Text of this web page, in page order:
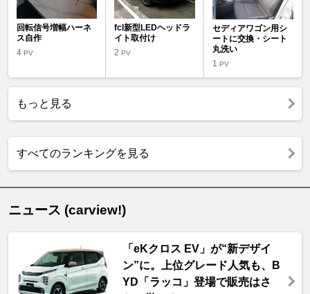
回転信号増幅ハーネ
ス自作
4 PV
fcl新型LEDヘッドラ
イト取付け
2PV
セディアワゴン用シ
ートに交換・シート
丸洗い
1 PV
もっと見る
すべてのランキングを見る
ニュース (carview!)
「eKクロス EV」が“新デザイ
ン”に。上位グレード人気も、B
YD「ラッコ」登場で販売はさ